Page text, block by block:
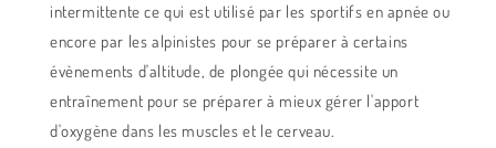
intermittente ce qui est utilisé par les sportifsen apnée ou
encore par les alpinistes pour se préparer à certains
évènements d'altitude, de plongée qui nécessite un
entraînement pour se préparer à mieux gérer l'apport
d'oxygène dans les muscles et le cerveau.